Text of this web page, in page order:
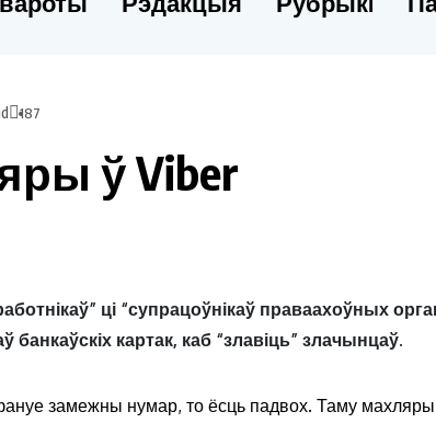
187
ў Viber
ці “супрацоўнікаў праваахоўных
картак, каб “злавіць” злачынцаў.
замежны нумар, то ёсць падвох. Таму